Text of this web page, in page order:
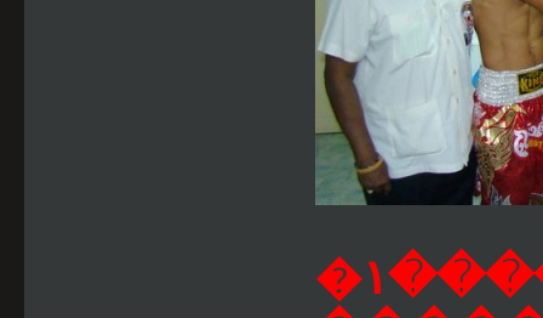
�١����� �.������ LKO10